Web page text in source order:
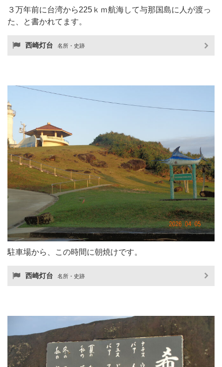
３万年前に台湾から225ｋｍ航海して与那国島に人が渡っ
た、と書かれてます。
西崎灯台 名所・史跡
駐車場から、この時間に朝焼けです。
西崎灯台 名所・史跡